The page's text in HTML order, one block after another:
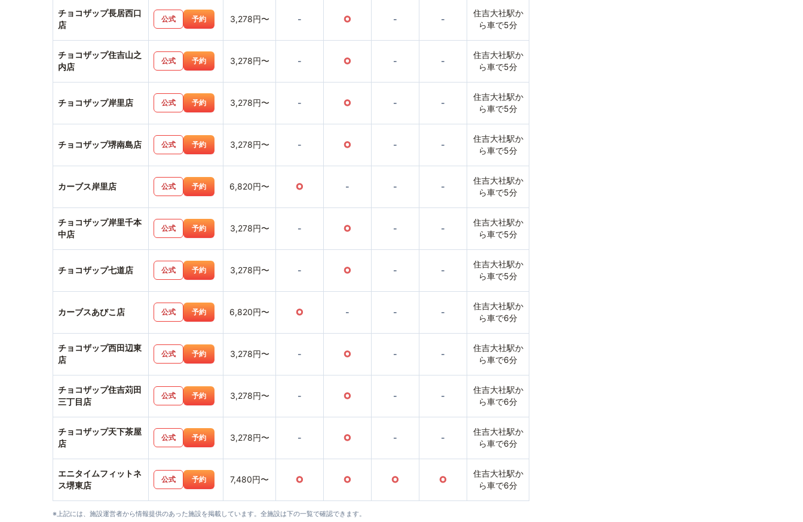
チョコザップ長居西口
店
公式 予約 3,278円〜 - ○ - -
住吉大社駅か
ら車で5分
チョコザップ住吉山之
内店
公式 予約 3,278円〜 - ○ - -
住吉大社駅か
ら車で5分
チョコザップ岸里店 公式 予約 3,278円〜 - ○ - -
住吉大社駅か
ら車で5分
チョコザップ堺南島店 公式 予約 3,278円〜 - ○ - -
住吉大社駅か
ら車で5分
カーブス岸里店 公式 予約 6,820円〜 ○ - - -
住吉大社駅か
ら車で5分
チョコザップ岸里千本
中店
公式 予約 3,278円〜 - ○ - -
住吉大社駅か
ら車で5分
チョコザップ七道店 公式 予約 3,278円〜 - ○ - -
住吉大社駅か
ら車で5分
カーブスあびこ店 公式 予約 6,820円〜 ○ - - -
住吉大社駅か
ら車で6分
チョコザップ西田辺東
店
公式 予約 3,278円〜 - ○ - -
住吉大社駅か
ら車で6分
チョコザップ住吉苅田
三丁目店
公式 予約 3,278円〜 - ○ - -
住吉大社駅か
ら車で6分
チョコザップ天下茶屋
店
公式 予約 3,278円〜 - ○ - -
住吉大社駅か
ら車で6分
エニタイムフィットネ
ス堺東店
公式 予約 7,480円〜 ○ ○ ○ ○
住吉大社駅か
ら車で6分
※上記には、施設運営者から情報提供のあった施設を掲載しています。全施設は下の一覧で確認できます。